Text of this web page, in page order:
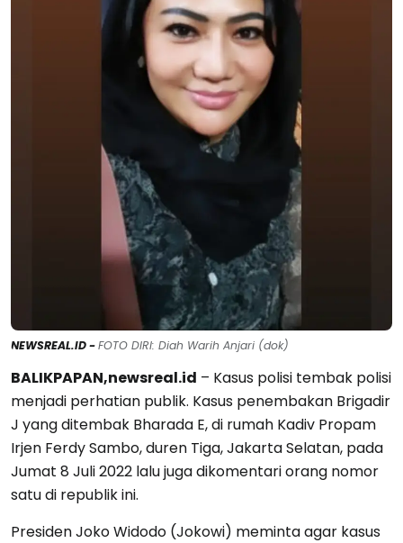
NEWSREAL.ID -FOTO DIRI: Diah Warih Anjari (dok)
BALIKPAPAN,newsreal.id – Kasus polisi tembak polisi
menjadi perhatian publik. Kasus penembakan Brigadir
J yang ditembak Bharada E, di rumah Kadiv Propam
Irjen Ferdy Sambo, duren Tiga, Jakarta Selatan, pada
Jumat 8 Juli 2022 lalu juga dikomentari orang nomor
satu di republik ini.
Presiden Joko Widodo (Jokowi) meminta agar kasus